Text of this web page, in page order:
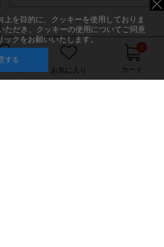
お気に入り
0
カート
を目的に、クッキーを使用しておりま
ただき、クッキーの使用についてご同意
クをお願いいたします。
する